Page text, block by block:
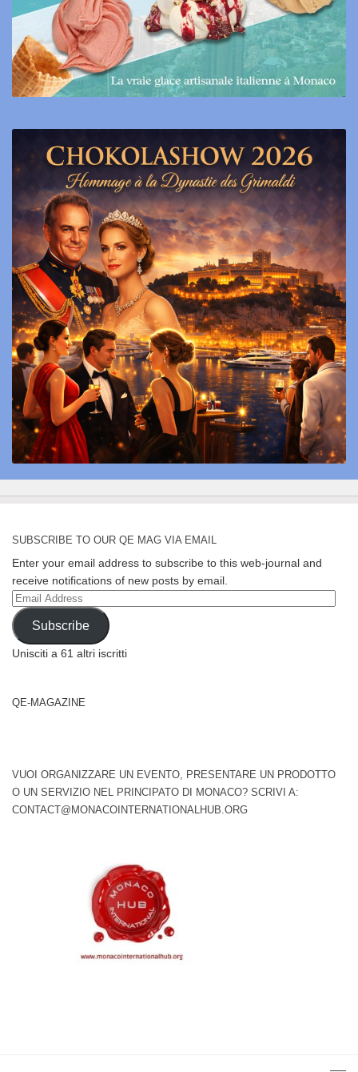
SUBSCRIBE TO OUR QE MAG VIA EMAIL
Enter your email address to subscribe to this web-journal and
receive notifications of new posts by email.
Email
Address
Subscribe
Unisciti a 61 altri iscritti
QE-MAGAZINE
VUOI ORGANIZZARE UN EVENTO, PRESENTARE UN PRODOTTO
O UN SERVIZIO NEL PRINCIPATO DI MONACO? SCRIVI A:
CONTACT@MONACOINTERNATIONALHUB.ORG